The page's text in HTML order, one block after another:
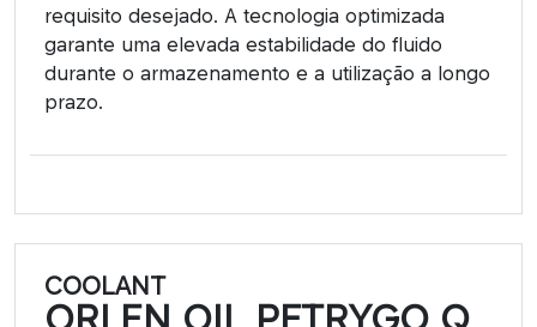
requisito desejado. A tecnologia optimizada
garante uma elevada estabilidade do fluido
durante o armazenamento e a utilização a longo
prazo.
COOLANT